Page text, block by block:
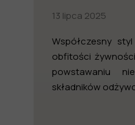
13 lipca 2025
Współczesny
obfitości
powstawaniu
składników